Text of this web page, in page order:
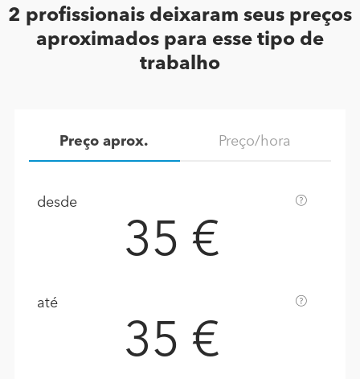
2 profissionais deixaram seus preços
aproximados para esse tipo de
trabalho
Preço aprox. Preço/hora
desde
35 €
até
35 €